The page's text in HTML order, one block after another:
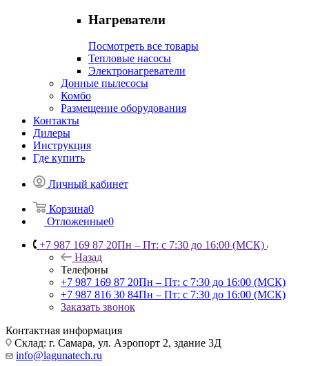
Нагреватели
Посмотреть все товары
Тепловые насосы
Электронагреватели
Донные пылесосы
Комбо
Размещение оборудования
Контакты
Дилеры
Инструкция
Где купить
Личный кабинет
Корзина0
Отложенные0
+7 987 169 87 20Пн – Пт: с 7:30 до 16:00 (МСК)
Назад
Телефоны
+7 987 169 87 20Пн – Пт: с 7:30 до 16:00 (МСК)
+7 987 816 30 84Пн – Пт: с 7:30 до 16:00 (МСК)
Заказать звонок
Контактная информация
Склад: г. Самара, ул. Аэропорт 2, здание 3Д
info@lagunatech.ru